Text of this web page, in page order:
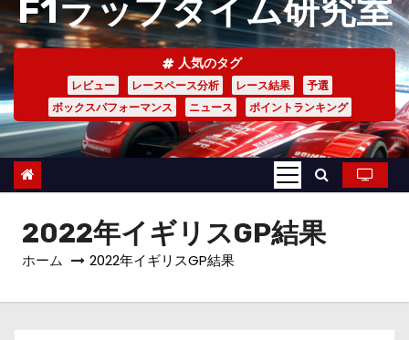
キ
ッ
プ
F1ラップタイム研究室
人気のタグ
レビュー レースペース分析 レース結果
予選
ボックスパフォーマンス
ニュース ポイントランキング
2022年イギリスGP結果
ホーム 2022年イギリスGP結果